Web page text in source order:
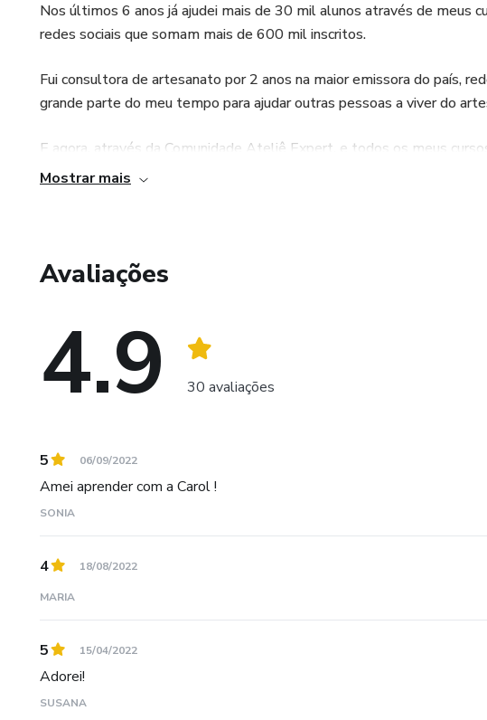
Nos últimos 6 anos já ajudei mais de 30 mil alunos através de meus
redes sociais que somam mais de 600 mil inscritos.
Fui consultora de artesanato por 2 anos na maior emissora do país,
grande parte do meu tempo para ajudar outras pessoas a viver do
E agora, através da Comunidade Ateliê Expert, e todos os meus
Costura Criativa, mesmo que você disponha apenas de uma Máquina
Mostrar mais
Avaliações
4.9 30 avaliações
5 06/09/2022
Amei aprender com a Carol !
SONIA
4 18/08/2022
MARIA
5 15/04/2022
Adorei!
SUSANA